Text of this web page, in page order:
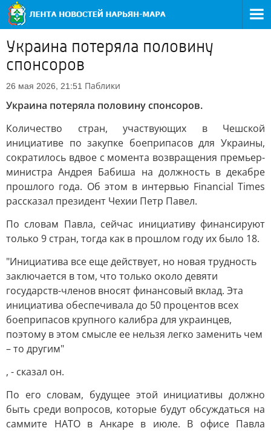
Украина потеряла половину
спонсоров
26 мая 2026, 21:51 Паблики
Украина потеряла половину спонсоров.
Количество стран, участвующих в Чешской
инициативе по закупке боеприпасов для Украины,
сократилось вдвое с момента возвращения премьер-
министра Андрея Бабиша на должность в декабре
прошлого года. Об этом в интервью Financial Times
рассказал президент Чехии Петр Павел.
По словам Павла, сейчас инициативу финансируют
только 9 стран, тогда как в прошлом году их было 18.
"Инициатива все еще действует, но новая трудность
заключается в том, что только около девяти
государств-членов вносят финансовый вклад. Эта
инициатива обеспечивала до 50 процентов всех
боеприпасов крупного калибра для украинцев,
поэтому в этом смысле ее нельзя легко заменить чем
– то другим"
, - сказал он.
По его словам, будущее этой инициативы должно
быть среди вопросов, которые будут обсуждаться на
саммите НАТО в Анкаре в июле. В офисе Павла